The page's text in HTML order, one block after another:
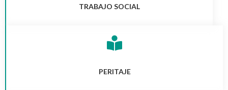
TRABAJO SOCIAL
PERITAJE